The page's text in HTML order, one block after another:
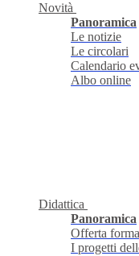
Novità
Panoramica
Le notizie
Le circolari
Calendario
Albo online
Didattica
Panoramica
Offerta
I progetti